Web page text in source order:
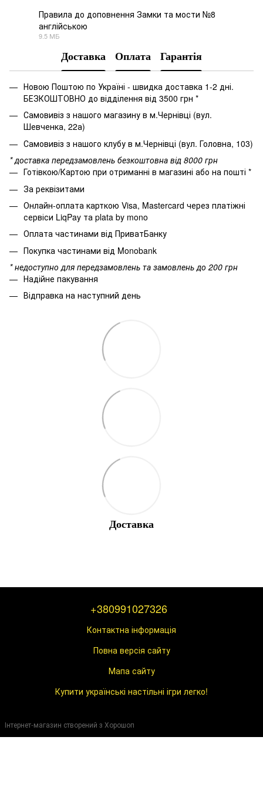
Правила до доповнення Замки та мости №8
англійською
9.5 МБ
Доставка Оплата Гарантія
Новою Поштою по Україні - швидка доставка 1-2 дні.
БЕЗКОШТОВНО до відділення від 3500 грн *
Самовивіз з нашого магазину в м.Чернівці (вул.
Шевченка, 22а)
Самовивіз з нашого клубу в м.Чернівці (вул. Головна, 103)
* доставка передзамовлень безкоштовна від 8000 грн
Готівкою/Картою при отриманні в магазині або на пошті *
За реквізитами
Онлайн-оплата карткою Visa, Mastercard через платіжні
сервіси LiqPay та plata by mono
Оплата частинами від ПриватБанку
Покупка частинами від Monobank
* недоступно для передзамовлень та замовлень до 200 грн
Надійне пакування
Відправка на наступний день
Доставка
+380991027326
Контактна інформація
Повна версія сайту
Мапа сайту
Купити українські настільні ігри легко!
Інтернет-магазин створений з Хорошоп